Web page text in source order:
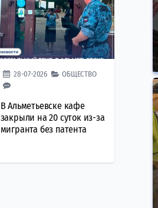
28-07-2026 ОБЩЕСТВО
В Альметьевске кафе
закрыли на 20 суток из-за
мигранта без патента